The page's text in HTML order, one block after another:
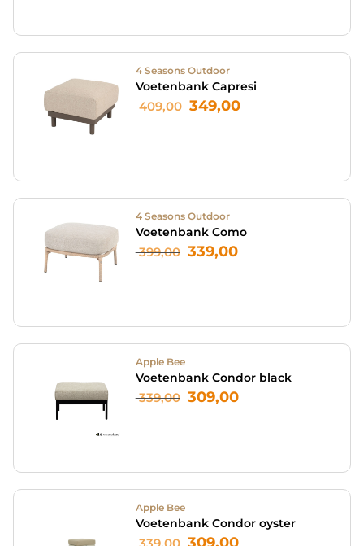
4 Seasons Outdoor
Voetenbank Capresi
409,00 349,00
4 Seasons Outdoor
Voetenbank Como
399,00 339,00
Apple Bee
Voetenbank Condor black
339,00 309,00
Apple Bee
Voetenbank Condor oyster